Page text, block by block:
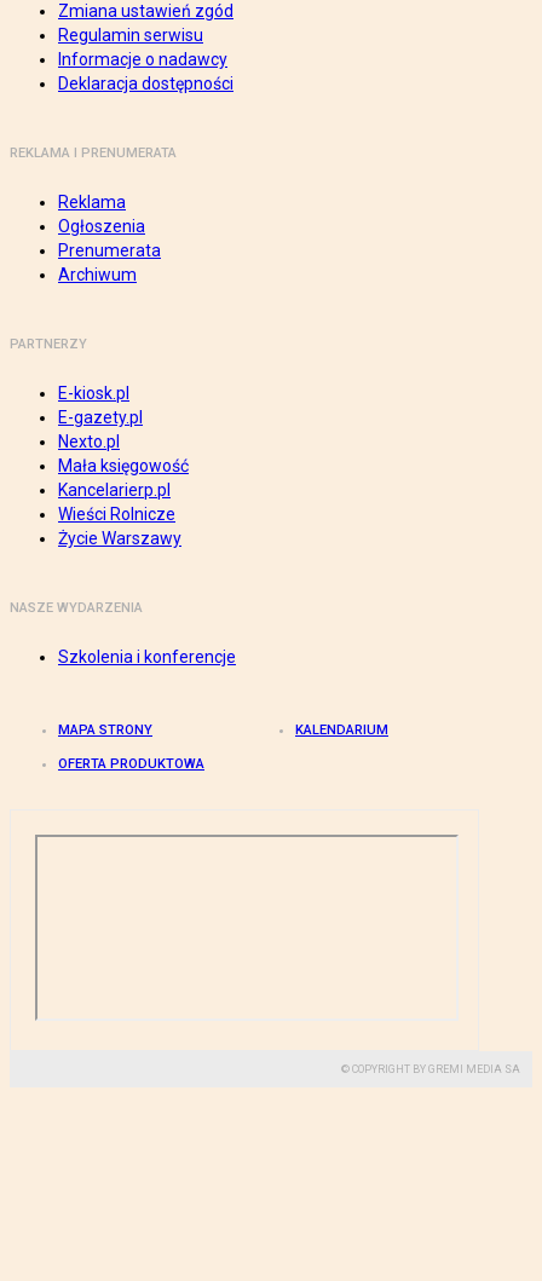
Zmiana ustawień zgód
Regulamin serwisu
Informacje o nadawcy
Deklaracja dostępności
REKLAMA I PRENUMERATA
Reklama
Ogłoszenia
Prenumerata
Archiwum
PARTNERZY
E-kiosk.pl
E-gazety.pl
Nexto.pl
Mała księgowość
Kancelarierp.pl
Wieści Rolnicze
Życie Warszawy
NASZE WYDARZENIA
Szkolenia i konferencje
MAPA STRONY KALENDARIUM
OFERTA PRODUKTOWA
© COPYRIGHT BY GREMI MEDIA SA